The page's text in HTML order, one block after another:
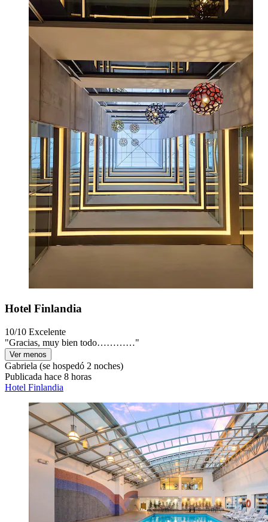
Hotel Finlandia
10/10 Excelente
"Gracias, muy bien todo…………"
Ver menos
Gabriela (se hospedó 2 noches)
Publicada hace 8 horas
Hotel Finlandia